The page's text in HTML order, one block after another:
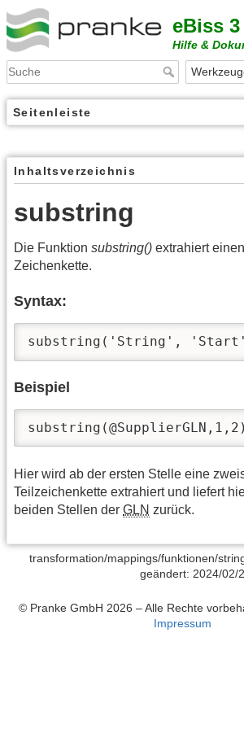
eBiss 3
Hilfe &
Seitenleiste
Inhaltsverzeichnis
substring
Die Funktion substring() extrahiert
Zeichenkette.
Syntax:
substring('String',
Beispiel
substring(@SupplierGLN,1,2)
Hier wird ab der ersten Stelle eine
Teilzeichenkette extrahiert und liefert
beiden Stellen der GLN zurück.
transformation/mappings/funktionen/
geändert: 2024/02/
© Pranke GmbH 2026 – Alle Rechte
Impressum